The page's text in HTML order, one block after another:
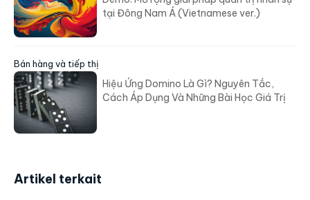
tại Đông Nam Á (Vietnamese ver.)
Bán hàng và tiếp thị
Hiệu Ứng Domino Là Gì? Nguyên Tắc,
Cách Áp Dụng Và Những Bài Học Giá Trị
Artikel terkait